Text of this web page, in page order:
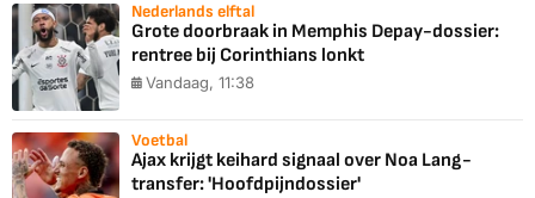
Nederlands elftal
Grote doorbraak in Memphis Depay-dossier:
rentree bij Corinthians lonkt
Vandaag, 11:38
Voetbal
Ajax krijgt keihard signaal over Noa Lang-
transfer: 'Hoofdpijndossier'